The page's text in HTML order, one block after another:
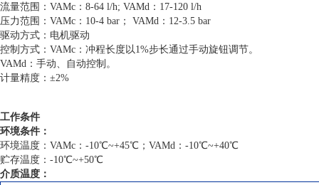
流量范围： VAMc：8-64 l/h; VAMd：17-120 l/h
压力范围：VAMc： 10-4 bar； VAMd：12-3.5 bar
驱动方式：电机驱动
控制方式：VAMc： 冲程长度以1%步长通过手动旋钮调节。
VAMd： 手动、
自动控制。
计量精度： ±2%
工作条件
环境条件：
环境温度：VAMc：-10℃~+45℃；VAMd：-10℃~+40℃
贮存温度：-10℃~+50℃
介质温度：